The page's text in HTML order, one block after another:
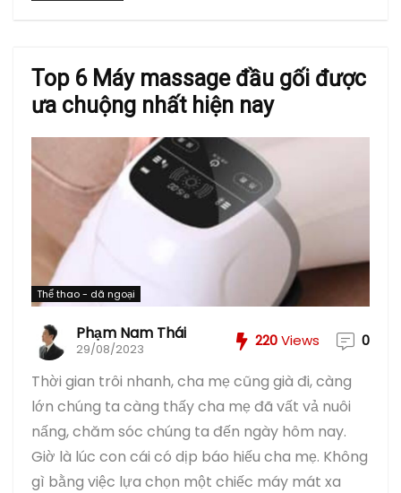
Top 6 Máy massage đầu gối được
ưa chuộng nhất hiện nay
Thể thao - dã ngoại
Phạm Nam Thái
29/08/2023 220Views 0
Thời gian trôi nhanh, cha mẹ cũng già đi, càng
lớn chúng ta càng thấy cha mẹ đã vất vả nuôi
nấng, chăm sóc chúng ta đến ngày hôm nay.
Giờ là lúc con cái có dịp báo hiếu cha mẹ. Không
gì bằng việc lựa chọn một chiếc máy mát xa